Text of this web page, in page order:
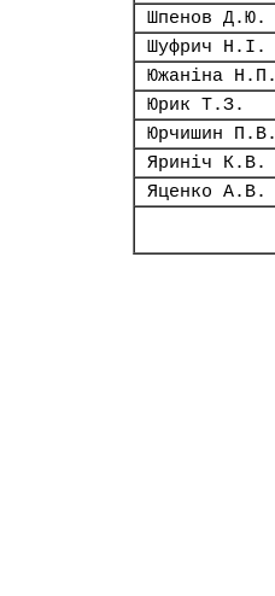
Шпенов Д.Ю.
Шуфрич Н.І.
Южаніна Н.П.
Юрик Т.З.
Юрчишин П.В.
Яриніч К.В.
Яценко А.В.